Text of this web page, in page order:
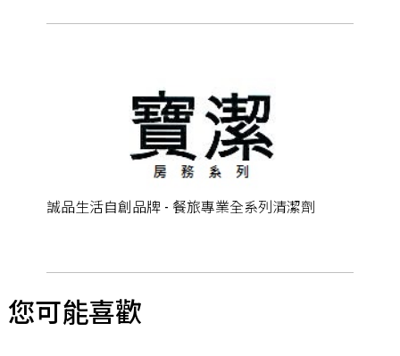
誠品生活自創品牌 - 餐旅專業全系列清潔劑
您可能喜歡